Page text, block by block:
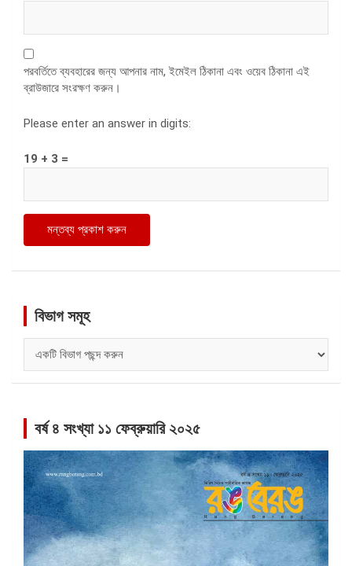
পরবর্তিতে ব্যবহারের জন্য আপনার নাম, ইমেইল ঠিকানা এবং ওয়েব ঠিকানা এই
ব্রাউজারে সংরক্ষণ করুন।
Please enter an answer in digits:
19 + 3 =
বিভাগ সমূহ
সমূহ
বর্ষ ৪ সংখ্যা ১১ ফেব্রুয়ারি ২০২৫